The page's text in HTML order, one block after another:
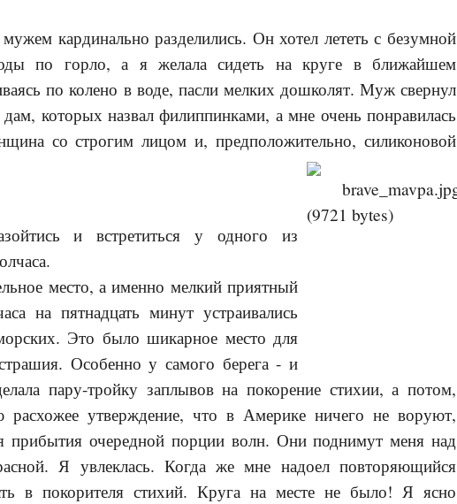
кардинально разделились. Он хотел лететь с безумной
по горло, а я желала сидеть на круге в ближайшем
по колено в воде, пасли мелких дошколят. Муж свернул
которых назвал филиппинками, а мне очень понравилась
со строгим лицом и, предположительно, силиконовой
и встретиться у одного из
место, а именно мелкий приятный
на пятнадцать минут устраивались
Это было шикарное место для
Особенно у самого берега - и
пару-тройку заплывов на покорение стихии, а потом,
расхожее утверждение, что в Америке ничего не воруют,
прибытия очередной порции волн. Они поднимут меня над
Я увлеклась. Когда же мне надоел повторяющийся
в покорителя стихий. Круга на месте не было! Я ясно